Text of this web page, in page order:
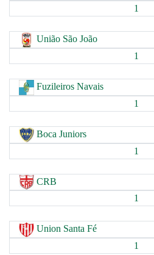
1
União São João
1
Fuzileiros Navais
1
Boca Juniors
1
CRB
1
Union Santa Fé
1